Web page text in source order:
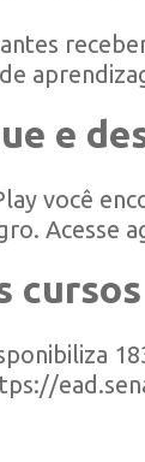
e
você
Acesse
cursos